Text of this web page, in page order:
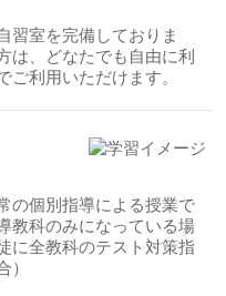
習室を完備しておりま
は、どなたでも自由に利
ご利用いただけます。
の個別指導による授業で
教科のみになっている場
に全教科のテスト対策指
）